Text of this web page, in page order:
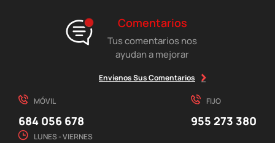
Comentarios
Tus comentarios nos
ayudan a mejorar
Envíenos Sus Comentarios
MÓVIL
684 056 678
FIJO
955 273 380
LUNES - VIERNES